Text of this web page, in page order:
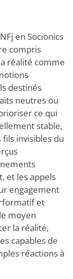
en Socionics
compris
réalité comme
destinés
neutres ou
ce qui
stable,
invisibles du
et les appels
engagement
et
moyen
la réalité,
capables de
réactions à